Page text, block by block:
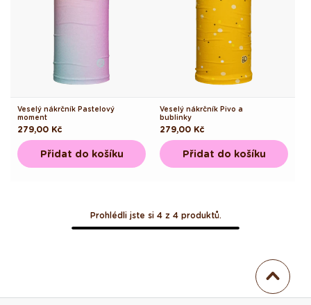
Veselý nákrčník Pastelový
moment
Běžná
cena
279,00 Kč
Přidat do košíku
Veselý nákrčník Pivo a
bublinky
Běžná
cena
279,00 Kč
Přidat do košíku
Prohlédli jste si 4 z 4 produktů.